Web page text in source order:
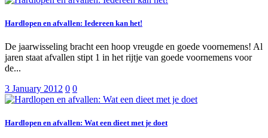
Hardlopen en afvallen: Iedereen kan het!
De jaarwisseling bracht een hoop vreugde en goede voornemens! Al
jaren staat afvallen stipt 1 in het rijtje van goede voornemens voor
de...
3 January 2012 0 0
Hardlopen en afvallen: Wat een dieet met je doet